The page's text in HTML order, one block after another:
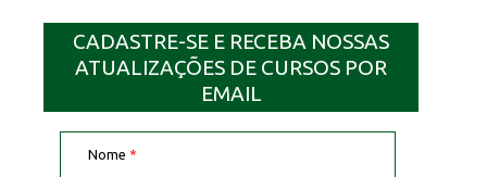
CADASTRE-SE E RECEBA NOSSAS
ATUALIZAÇÕES DE CURSOS POR
EMAIL
Nome *